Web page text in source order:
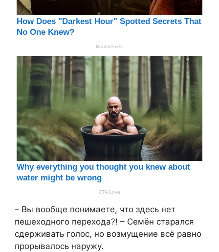
– Вы вообще понимаете, что здесь нет
пешеходного перехода?! – Семён старался
сдерживать голос, но возмущение всё равно
прорывалось наружу.